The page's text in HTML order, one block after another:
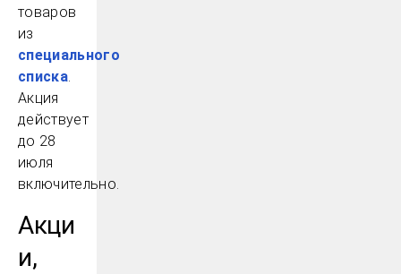
товаров
из
специального
списка.
Акция
действует
до 28
июля
включительно.
Акци
и,